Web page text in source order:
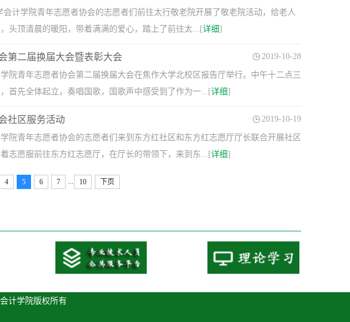
学院青年志愿者协会的志愿者们前往太行敬老院开展了敬老院活动，给老人
头顶清晨的暖阳，带着满满的爱心，踏上了前往太...[详细]
第二届换届大会暨表彰大会 2019-10-28
院青年志愿者协会第二届换届大会在焦作大学北校区报告厅举行。中午十二点三
首先全体起立，奏唱国歌，国歌声中感受到了作为一...[详细]
社区服务活动 2019-10-19
院青年志愿者协会的志愿者们来到东方红社区和东方红志愿厅厅长联合开展社区
志愿服前往东方红志愿厅，在厅长的带领下，来到东...[详细]
4 5 6 7 10 下页
计学院版权所有